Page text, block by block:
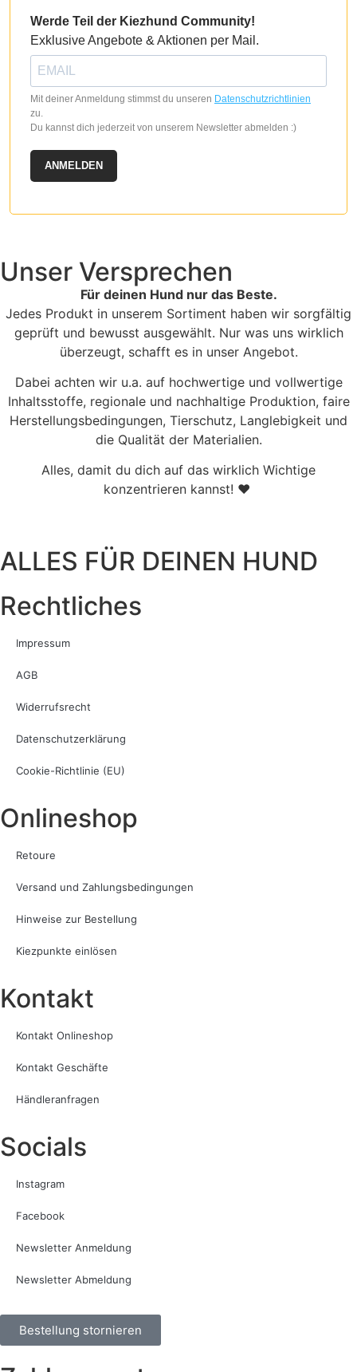
Werde Teil der Kiezhund Community!
Exklusive Angebote & Aktionen per Mail.
Mit deiner Anmeldung stimmst du unseren Datenschutzrichtlinien
zu.
Du kannst dich jederzeit von unserem Newsletter abmelden :)
ANMELDEN
Unser Versprechen
Für deinen Hund nur das Beste.
Jedes Produkt in unserem Sortiment haben wir sorgfältig
geprüft und bewusst ausgewählt. Nur was uns wirklich
überzeugt, schafft es in unser Angebot.
Dabei achten wir u.a. auf hochwertige und vollwertige
Inhaltsstoffe, regionale und nachhaltige Produktion, faire
Herstellungsbedingungen, Tierschutz, Langlebigkeit und
die Qualität der Materialien.
Alles, damit du dich auf das wirklich Wichtige
konzentrieren kannst! ♥
ALLES FÜR DEINEN HUND
Rechtliches
Impressum
AGB
Widerrufsrecht
Datenschutzerklärung
Cookie-Richtlinie (EU)
Onlineshop
Retoure
Versand und Zahlungsbedingungen
Hinweise zur Bestellung
Kiezpunkte einlösen
Kontakt​
Kontakt Onlineshop
Kontakt Geschäfte
Händleranfragen
Socials
Instagram
Facebook
Newsletter Anmeldung
Newsletter Abmeldung
Bestellung stornieren